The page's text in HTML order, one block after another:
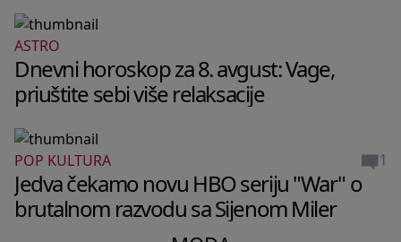
ASTRO
Dnevni horoskop za 8. avgust: Vage,
priuštite sebi više relaksacije
POP KULTURA 1
Jedva čekamo novu HBO seriju "War" o
brutalnom razvodu sa Sijenom Miler